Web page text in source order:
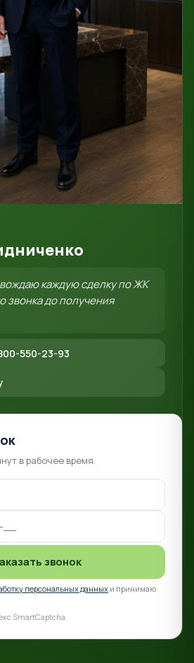
каждую сделку по ЖК
звонка до получения
550-23-93
в рабочее время.
звонок
персональных данных и принимаю
SmartCaptcha.